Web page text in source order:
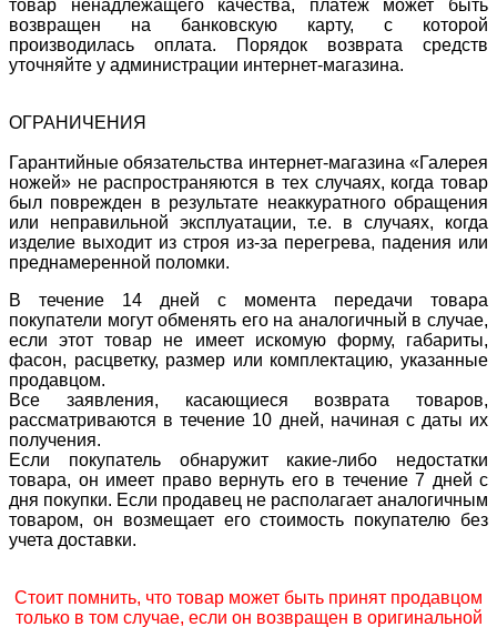
товар ненадлежащего качества, платеж может быть
возвращен на банковскую карту, с которой
производилась оплата. Порядок возврата средств
уточняйте у администрации интернет-магазина.
ОГРАНИЧЕНИЯ
Гарантийные обязательства интернет-магазина «Галерея
ножей» не распространяются в тех случаях, когда товар
был поврежден в результате неаккуратного обращения
или неправильной эксплуатации, т.е. в случаях, когда
изделие выходит из строя из-за перегрева, падения или
преднамеренной поломки.
В течение 14 дней с момента передачи товара
покупатели могут обменять его на аналогичный в случае,
если этот товар не имеет искомую форму, габариты,
фасон, расцветку, размер или комплектацию, указанные
продавцом.
Все заявления, касающиеся возврата товаров,
рассматриваются в течение 10 дней, начиная с даты их
получения.
Если покупатель обнаружит какие-либо недостатки
товара, он имеет право вернуть его в течение 7 дней с
дня покупки. Если продавец не располагает аналогичным
товаром, он возмещает его стоимость покупателю без
учета доставки.
Стоит помнить, что товар может быть принят продавцом
только в том случае, если он возвращен в оригинальной